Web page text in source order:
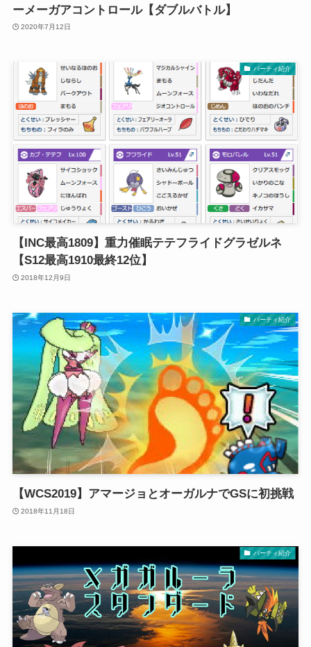
ーメーガアコントロール【ダブルバトル】
2020年7月12日
パーティ紹介
【INC最高1809】重力催眠テテフライドグラゼルネ
【S12最高1910最終12位】
2018年12月9日
パーティ紹介
【WCS2019】アマージョとオーガルナでGSに初挑戦
2018年11月18日
パーティ紹介